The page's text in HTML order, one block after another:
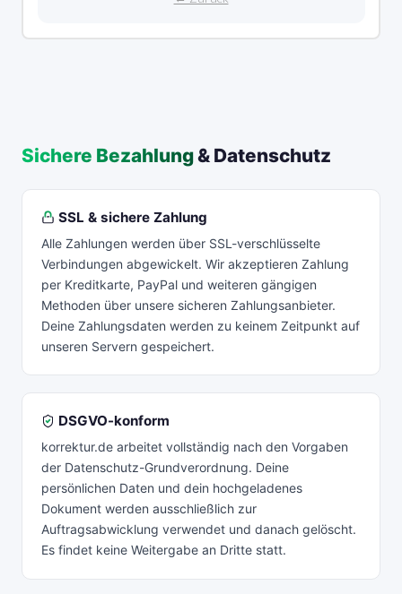
Sichere Bezahlung& Datenschutz
SSL & sichere Zahlung
Alle Zahlungen werden über SSL-verschlüsselte
Verbindungen abgewickelt. Wir akzeptieren Zahlung
per Kreditkarte, PayPal und weiteren gängigen
Methoden über unsere sicheren Zahlungsanbieter.
Deine Zahlungsdaten werden zu keinem Zeitpunkt auf
unseren Servern gespeichert.
DSGVO-konform
korrektur.de arbeitet vollständig nach den Vorgaben
der Datenschutz-Grundverordnung. Deine
persönlichen Daten und dein hochgeladenes
Dokument werden ausschließlich zur
Auftragsabwicklung verwendet und danach gelöscht.
Es findet keine Weitergabe an Dritte statt.